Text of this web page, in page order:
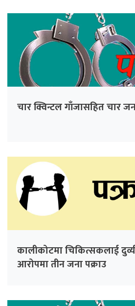
चार क्विन्टल गाँजासहित चार
कालीकोटमा चिकित्सकलाई
आरोपमा तीन जना पक्राउ